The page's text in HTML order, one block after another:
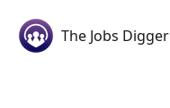
The Jobs Digger